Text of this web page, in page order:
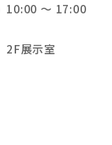
10:00 ～ 17:00
展示室